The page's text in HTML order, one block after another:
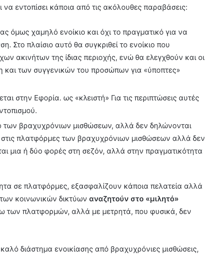
να εντοπίσει κάποια από τις ακόλουθες παραβάσεις:
όμως χαμηλό ενοίκιο και όχι το πραγματικό για να
Στο πλαίσιο αυτό θα συγκριθεί το ενοίκιο που
ακινήτων της ίδιας περιοχής, ενώ θα ελεγχθούν και οι
και των συγγενικών του προσώπων για «ύποπτες»
στην Εφορία. ως «κλειστή» Για τις περιπτώσεις αυτές
των βραχυχρόνιων μισθώσεων, αλλά δεν δηλώνονται
στις πλατφόρμες των βραχυχρόνιων μισθώσεων αλλά δεν
μια ή δύο φορές στη σεζόν, αλλά στην πραγματικότητα
σε πλατφόρμες, εξασφαλίζουν κάποια πελατεία αλλά
κοινωνικών δικτύων αναζητούν στο «μιλητό»
των πλατφορμών, αλλά με μετρητά, που φυσικά, δεν
καλό διάστημα ενοικίασης από βραχυχρόνιες μισθώσεις,